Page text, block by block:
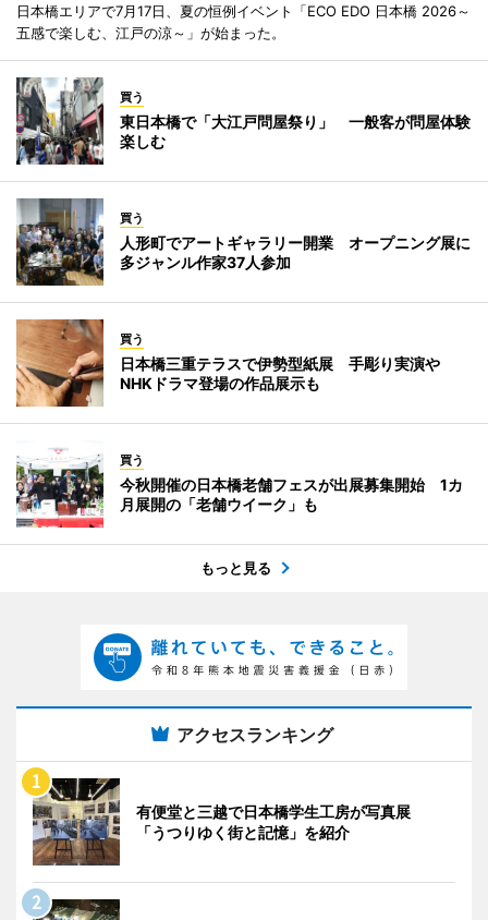
日本橋エリアで7月17日、夏の恒例イベント「ECO EDO 日本橋 2026～
五感で楽しむ、江戸の涼～」が始まった。
買う
東日本橋で「大江戸問屋祭り」 一般客が問屋体験
楽しむ
買う
人形町でアートギャラリー開業 オープニング展に
多ジャンル作家37人参加
買う
日本橋三重テラスで伊勢型紙展 手彫り実演や
NHKドラマ登場の作品展示も
買う
今秋開催の日本橋老舗フェスが出展募集開始 1カ
月展開の「老舗ウイーク」も
もっと見る
アクセスランキング
有便堂と三越で日本橋学生工房が写真展
「うつりゆく街と記憶」を紹介